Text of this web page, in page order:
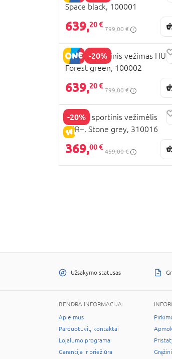
Space black, 100001
639,20 €
799,00 €
-20%
JOOLZ sportinis vežimas
Forest green, 100002
639,20 €
799,00 €
-20%
IŠPARDAVIMAS
JOOLZ sportinis vežimėlis
AER+, Stone grey, 310016
369,00 €
459,00 €
Užsakymo statusas
BENDRA INFORMACIJA
Apie mus
Parduotuvių kontaktai
Lojalumo programa
Garantija ir priežiūra